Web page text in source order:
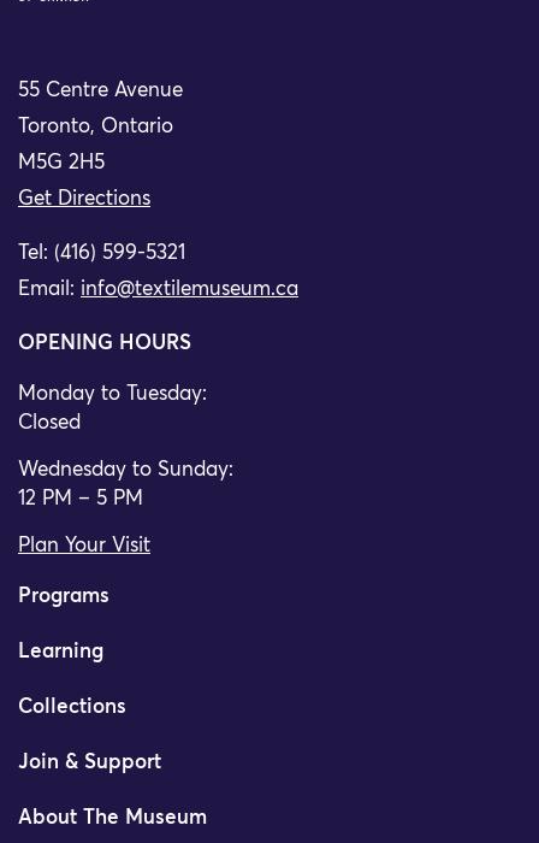
55 Centre Avenue
Toronto, Ontario
M5G 2H5
Get Directions
Tel: (416) 599-5321
Email: info@textilemuseum.ca
OPENING HOURS
Monday to Tuesday:
Closed
Wednesday to Sunday:
12 PM – 5 PM
Plan Your Visit
Programs
Learning
Collections
Join & Support
About The Museum